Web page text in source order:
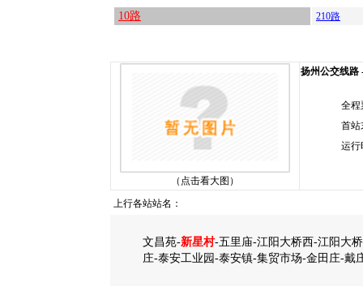
10路 210路
（点击看大图）
扬州公交线路
全程
首站
运行
上行各站站名：
文昌苑-新星村-五里庙-江阳大桥西-江阳大
庄-泰安工业园-泰安镇-集贸市场-金田庄-戴